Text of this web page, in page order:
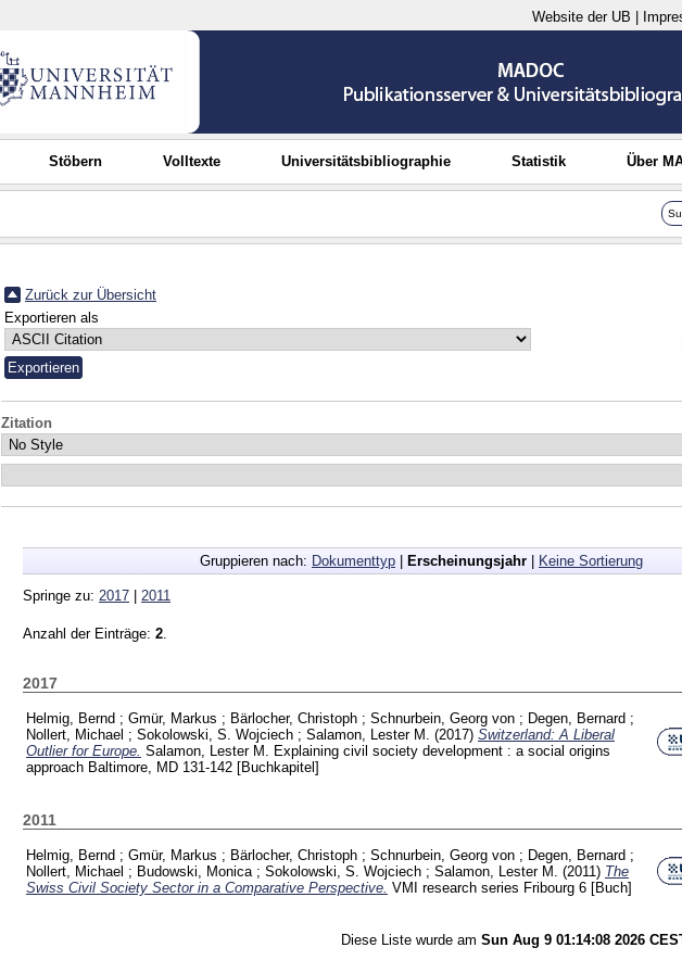
Website der UB
Stöbern Volltexte Universitätsbibliographie Statistik Über
Zurück zur Übersicht
Exportieren als
Zitation
Gruppieren nach: Dokumenttyp Erscheinungsjahr Keine Sortierung
Springe zu: 2017 2011
Anzahl der Einträge: 2
2017
Helmig, Bernd ; Gmür, Markus ; Bärlocher, Christoph ; Schnurbein, Georg von ; Degen, Bernard ;
Nollert, Michael ; Sokolowski, S. Wojciech ; Salamon, Lester M. (2017) Switzerland: A Liberal
Outlier for Europe. Salamon, Lester M.
Explaining civil society development : a social origins
approach Baltimore, MD 131-142 [Buchkapitel]
2011
Helmig, Bernd ; Gmür, Markus ; Bärlocher, Christoph ; Schnurbein, Georg von ; Degen, Bernard ;
Nollert, Michael ; Budowski, Monica ; Sokolowski, S. Wojciech ; Salamon, Lester M. (2011) The
Swiss Civil Society Sector in a Comparative Perspective. VMI research series Fribourg 6 [Buch]
Diese Liste wurde am Sun Aug 9 01:14:08 2026